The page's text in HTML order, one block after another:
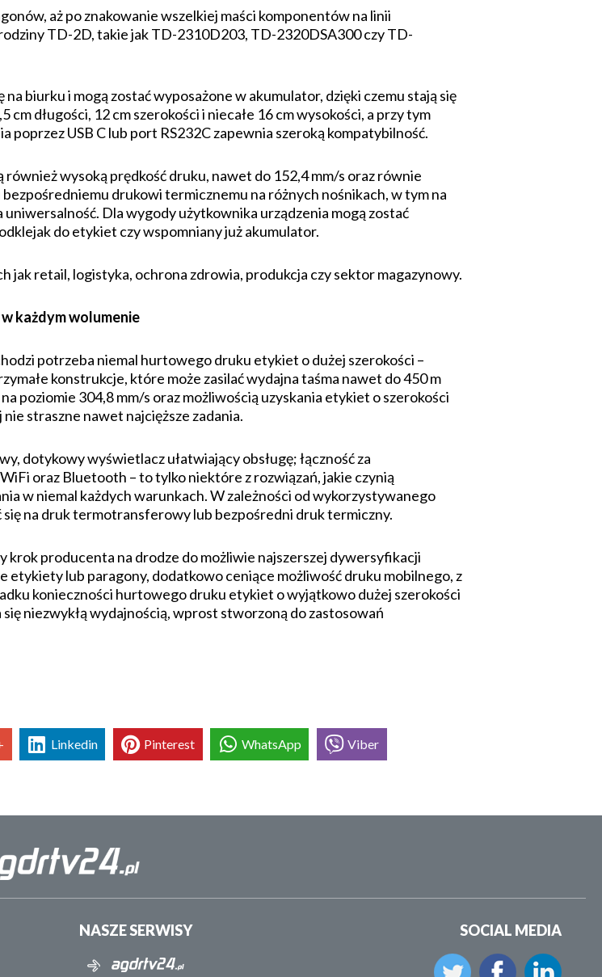
aż po znakowanie wszelkiej maści komponentów na linii
TD-2D, takie jak TD-2310D203, TD-2320DSA300 czy TD-
biurku i mogą zostać wyposażone w akumulator, dzięki czemu stają się
długości, 12 cm szerokości i niecałe 16 cm wysokości, a przy tym
poprzez USB C lub port RS232C zapewnia szeroką kompatybilność.
wysoką prędkość druku, nawet do 152,4 mm/s oraz równie
drukowi termicznemu na różnych nośnikach, w tym na
Dla wygody użytkownika urządzenia mogą zostać
do etykiet czy wspomniany już akumulator.
jak retail, logistyka, ochrona zdrowia, produkcja czy sektor magazynowy.
każdym wolumenie
potrzeba niemal hurtowego druku etykiet o dużej szerokości –
konstrukcje, które może zasilać wydajna taśma nawet do 450 m
poziomie 304,8 mm/s oraz możliwością uzyskania etykiet o szerokości
straszne nawet najcięższe zadania.
dotykowy wyświetlacz ułatwiający obsługę; łączność za
oraz Bluetooth – to tylko niektóre z rozwiązań, jakie czynią
w niemal każdych warunkach. W zależności od wykorzystywanego
na druk termotransferowy lub bezpośredni druk termiczny.
producenta na drodze do możliwie najszerszej dywersyfikacji
lub paragony, dodatkowo ceniące możliwość druku mobilnego, z
konieczności hurtowego druku etykiet o wyjątkowo dużej szerokości
niezwykłą wydajnością, wprost stworzoną do zastosowań
Linkedin Pinterest WhatsApp Viber
NASZE SERWISY SOCIAL MEDIA